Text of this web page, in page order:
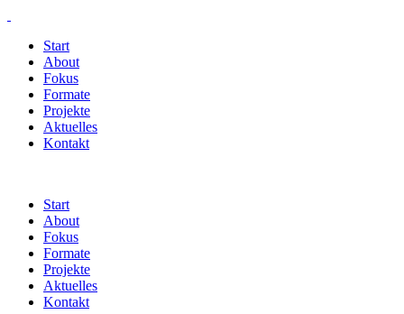
Start
About
Fokus
Formate
Projekte
Aktuelles
Kontakt
Start
About
Fokus
Formate
Projekte
Aktuelles
Kontakt